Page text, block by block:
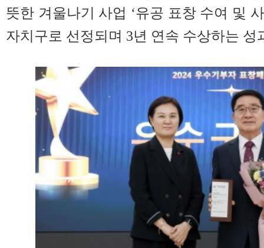
뜻한 겨울나기 사업 ‘유공 표창 수여 및
자치구로 선정되며 3년 연속 수상하는 성